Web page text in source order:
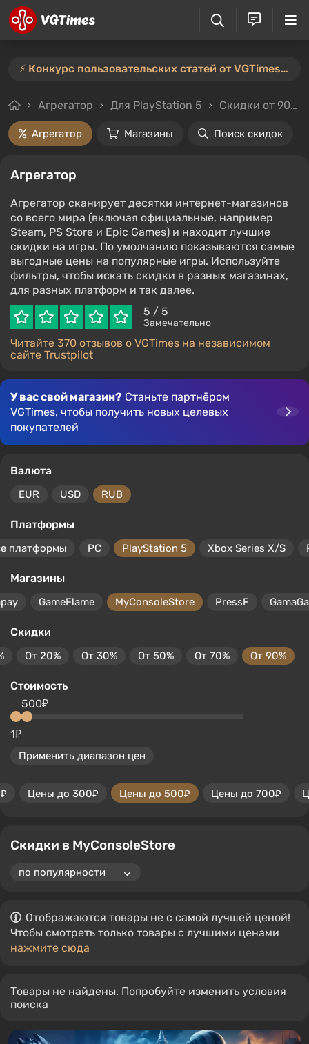
⚡️ Конкурс пользовательских статей от VGTimes продлён — участвуйте тут ⚡️
Агрегатор Для PlayStation 5 Скидки от 90%
Агрегатор Магазины Поиск скидок
Агрегатор
Агрегатор сканирует десятки интернет-магазинов
со всего мира (включая официальные, например
Steam, PS Store и Epic Games) и находит лучшие
скидки на игры. По умолчанию показываются самые
выгодные цены на популярные игры. Используйте
фильтры, чтобы искать скидки в разных магазинах,
для разных платформ и так далее.
5 / 5
Замечательно
Читайте 370 отзывов о VGTimes на независимом
сайте Trustpilot
У вас свой магазин? Станьте партнёром
VGTimes, чтобы получить новых целевых
покупателей
Валюта
EUR USD RUB
Платформы
платформы PC PlayStation 5 Xbox Series X/S
Магазины
GameFlame MyConsoleStore PressF
Скидки
От 20% От 30% От 50% От 70% От 90%
Стоимость
1₽
500₽
Применить диапазон цен
Цены до 300₽ Цены до 500₽ Цены до 700₽
Скидки в MyConsoleStore
Отображаются товары не с самой лучшей ценой!
Чтобы смотреть только товары с лучшими ценами
нажмите сюда
Товары не найдены. Попробуйте изменить условия
поиска